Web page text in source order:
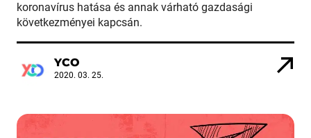
koronavírus hatása és annak várható gazdasági
következményei kapcsán.
YCO
2020. 03. 25.